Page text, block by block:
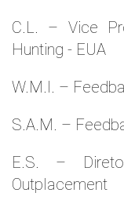
C.L. – Vice
Hunting - EUA
W.M.l. –
S.A.M. –
E.S. –
Outplacement